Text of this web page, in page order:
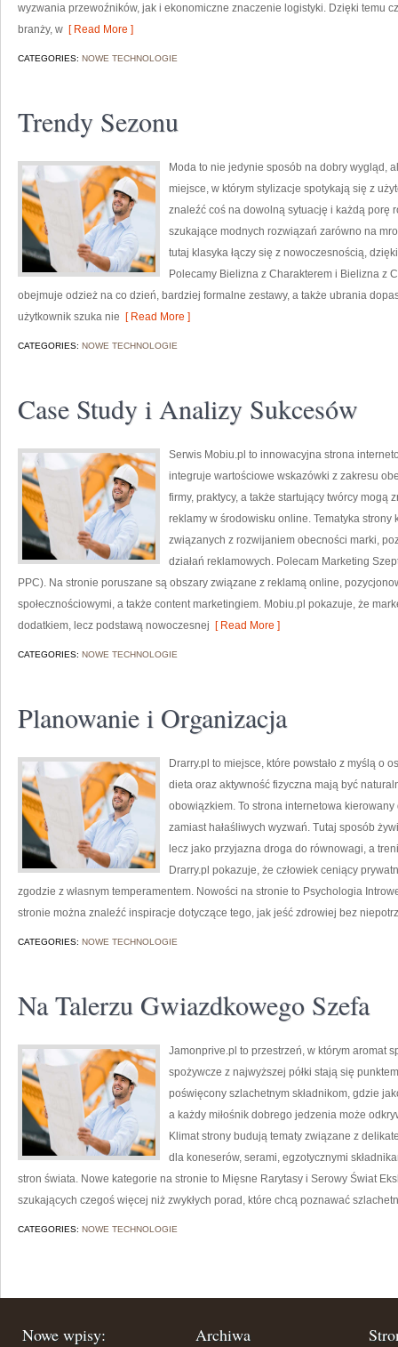
wyzwania przewoźników, jak i ekonomiczne znaczenie logistyki. Dzięki temu
branży, w [ Read More ]
CATEGORIES: NOWE TECHNOLOGIE
Trendy Sezonu
Moda to nie jedynie sposób na dobry wygląd,
miejsce, w którym stylizacje spotykają się z
znaleźć coś na dowolną sytuację i każdą porę
szukające modnych rozwiązań zarówno na
tutaj klasyka łączy się z nowoczesnością,
Polecamy Bielizna z Charakterem i Bielizna z
obejmuje odzież na co dzień, bardziej formalne zestawy, a także ubrania
użytkownik szuka nie [ Read More ]
CATEGORIES: NOWE TECHNOLOGIE
Case Study i Analizy Sukcesów
Serwis Mobiu.pl to innowacyjna strona
integruje wartościowe wskazówki z zakresu
firmy, praktycy, a także startujący twórcy mogą
reklamy w środowisku online. Tematyka
związanych z rozwijaniem obecności marki,
działań reklamowych. Polecam Marketing
PPC). Na stronie poruszane są obszary związane z reklamą online,
społecznościowymi, a także content marketingiem. Mobiu.pl pokazuje, że
dodatkiem, lecz podstawą nowoczesnej [ Read More ]
CATEGORIES: NOWE TECHNOLOGIE
Planowanie i Organizacja
Drarry.pl to miejsce, które powstało z myślą o
dieta oraz aktywność fizyczna mają być
obowiązkiem. To strona internetowa
zamiast hałaśliwych wyzwań. Tutaj sposób
lecz jako przyjazna droga do równowagi, a
Drarry.pl pokazuje, że człowiek ceniący
zgodzie z własnym temperamentem. Nowości na stronie to Psychologia
stronie można znaleźć inspiracje dotyczące tego, jak jeść zdrowiej bez
CATEGORIES: NOWE TECHNOLOGIE
Na Talerzu Gwiazdkowego Szefa
Jamonprive.pl to przestrzeń, w którym aromat
spożywcze z najwyższej półki stają się
poświęcony szlachetnym składnikom, gdzie
a każdy miłośnik dobrego jedzenia może
Klimat strony budują tematy związane z
dla koneserów, serami, egzotycznymi
stron świata. Nowe kategorie na stronie to Mięsne Rarytasy i Serowy Świat
szukających czegoś więcej niż zwykłych porad, które chcą poznawać
CATEGORIES: NOWE TECHNOLOGIE
Nowe wpisy: Archiwa